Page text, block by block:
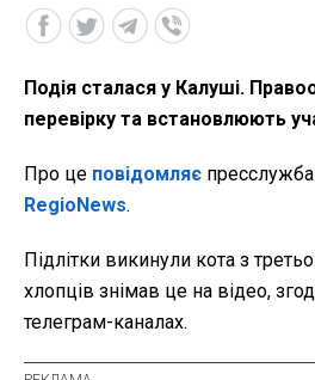
Подія сталася у Калуші.
перевірку та встановлюють
Про це повідомляє пресслужба
RegioNews.
Підлітки викинули кота з
хлопців знімав це на відео,
телеграм-каналах.